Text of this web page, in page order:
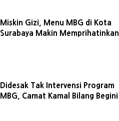
Miskin Gizi, Menu MBG di Kota
Surabaya Makin Memprihatinkan
Didesak Tak Intervensi Program
MBG, Camat Kamal Bilang Begini